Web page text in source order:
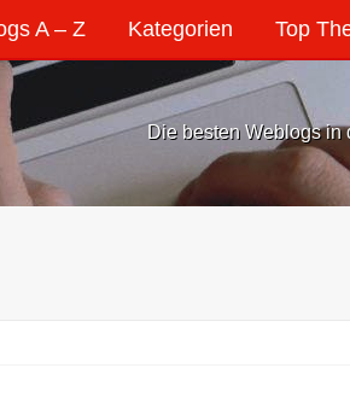
A – Z Kategorien Top
Die besten Weblogs in